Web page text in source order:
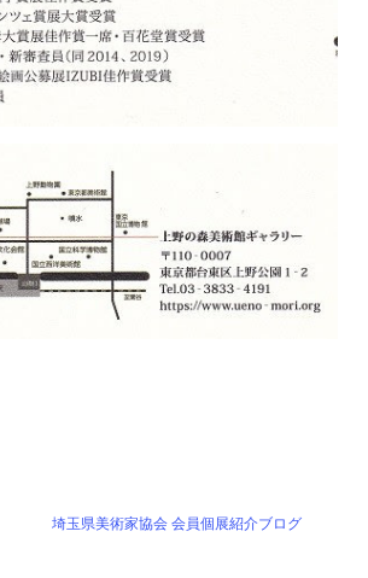
埼玉県美術家協会 会員個展紹介ブログ